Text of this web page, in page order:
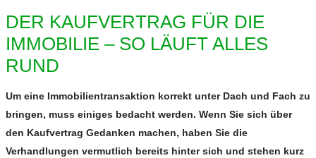
DER KAUFVERTRAG FÜR DIE
IMMOBILIE – SO LÄUFT ALLES
RUND
Um eine Immobilientransaktion korrekt unter Dach und Fach zu
bringen, muss einiges bedacht werden. Wenn Sie sich über
den Kaufvertrag Gedanken machen, haben Sie die
Verhandlungen vermutlich bereits hinter sich und stehen kurz